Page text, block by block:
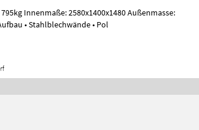
Reifen 185R14C 1 Achse Aufbau • Stahlblechwände • Pol